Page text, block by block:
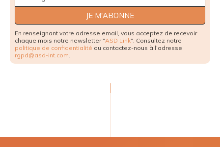
Signup
JE M'ABONNE
En renseignant votre adresse email, vous acceptez de recevoir
chaque mois notre newsletter "ASD Link". Consultez notre
politique de confidentialité ou contactez-nous à l’adresse
rgpd@asd-int.com